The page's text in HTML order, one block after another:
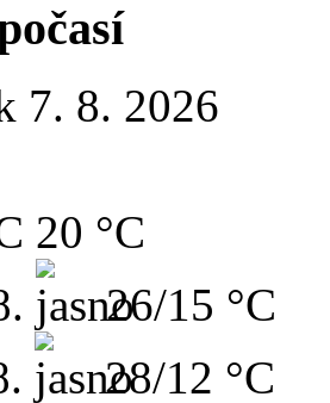
7. 8. 2026
20 °C
26/15 °C
28/12 °C